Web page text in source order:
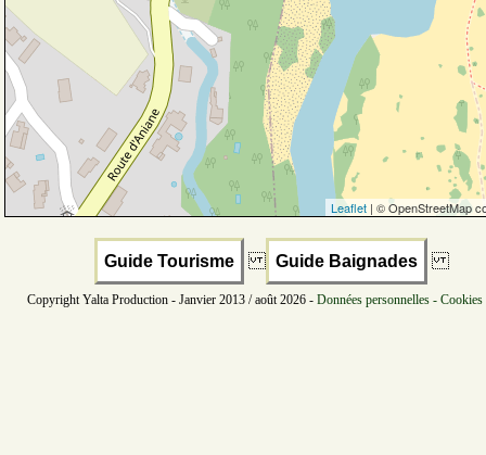
Leaflet | © OpenStreetMap
Guide Tourisme Guide Baignades
Copyright Yalta Production - Janvier 2013 / août 2026 - Données personnelles -